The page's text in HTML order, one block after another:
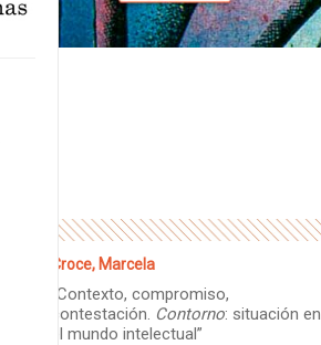
Croce, Marcela
“Contexto, compromiso,
contestación. Contorno: situación en
el mundo intelectual”